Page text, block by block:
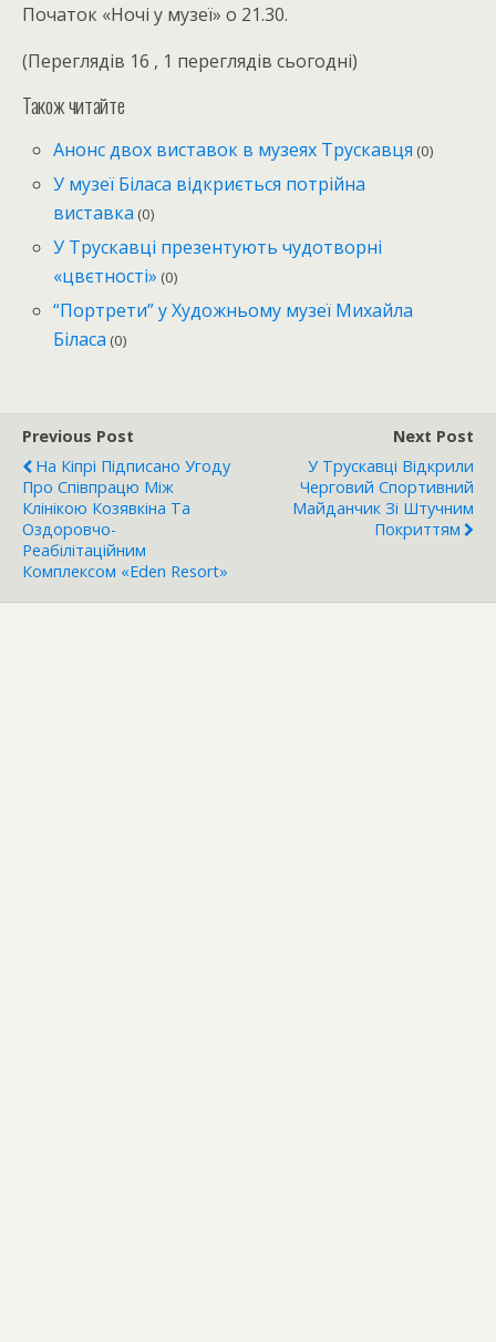
Початок «Ночі у музеї» о 21.30.
(Переглядів 16 , 1 переглядів сьогодні)
Також читайте
Анонс двох виставок в музеях Трускавця (0)
У музеї Біласа відкриється потрійна
виставка (0)
У Трускавці презентують чудотворні
«цвєтності» (0)
“Портрети” у Художньому музеї Михайла
Біласа (0)
Previous Post
На Кіпрі Підписано Угоду
Про Співпрацю Між
Клінікою Козявкіна Та
Оздоровчо-
Реабілітаційним
Комплексом «Eden Resort»
Next Post
У Трускавці Відкрили
Черговий Спортивний
Майданчик Зі Штучним
Покриттям